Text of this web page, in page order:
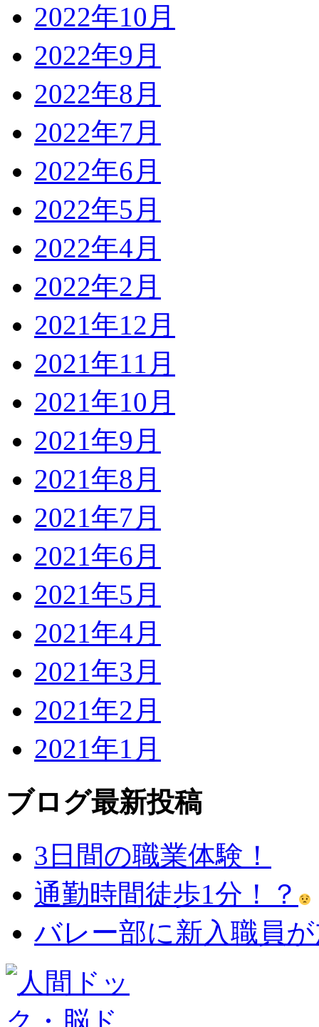
2022年10月
2022年9月
2022年8月
2022年7月
2022年6月
2022年5月
2022年4月
2022年2月
2021年12月
2021年11月
2021年10月
2021年9月
2021年8月
2021年7月
2021年6月
2021年5月
2021年4月
2021年3月
2021年2月
2021年1月
ブログ最新投稿
3日間の職業体験！
通勤時間徒歩1分！？
バレー部に新入職員